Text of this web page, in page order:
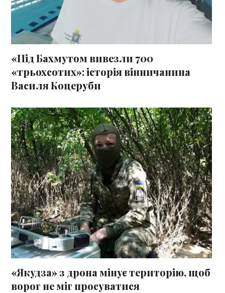
«Під Бахмутом вивезли 700
«трьохсотих»: історія вінничанина
Василя Коцеруби
«Якудза» з дрона мінує територію, щоб
ворог не міг просуватися